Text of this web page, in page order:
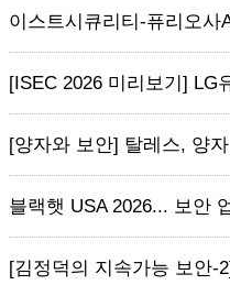
이스트시큐리티-퓨리오사
[ISEC 2026 미리보기] LG
[양자와 보안] 탈레스, 양
블랙햇 USA 2026... 보안
[김정덕의 지속가능 보안-